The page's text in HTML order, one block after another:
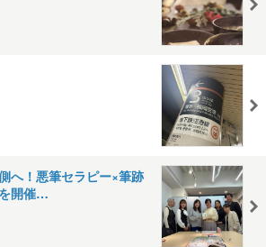
へ！悪筆セラピー×筆跡
開催…